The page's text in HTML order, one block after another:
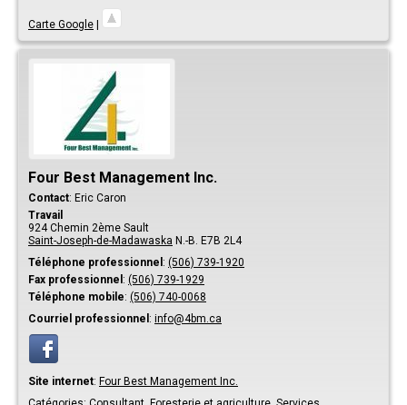
Carte Google |
Four Best Management Inc.
Contact: Eric Caron
Travail
924 Chemin 2ème Sault
Saint-Joseph-de-Madawaska N.-B. E7B 2L4
Téléphone professionnel : (506) 739-1920
Fax professionnel : (506) 739-1929
Téléphone mobile: (506) 740-0068
Courriel professionnel : info@4bm.ca
Site internet: Four Best Management Inc.